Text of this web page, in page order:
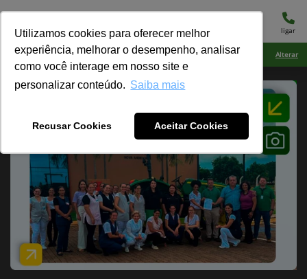
Utilizamos cookies para oferecer melhor
experiência, melhorar o desempenho, analisar
como você interage em nosso site e
personalizar conteúdo. Saiba mais
Recusar Cookies Aceitar Cookies
menu ligar
Ciarama Máquinas Dourados Alterar